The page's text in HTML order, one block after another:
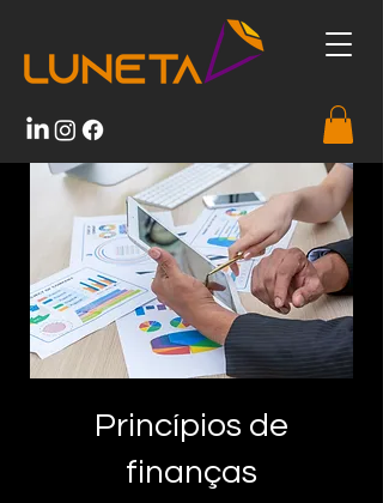
Princípios de
finanças